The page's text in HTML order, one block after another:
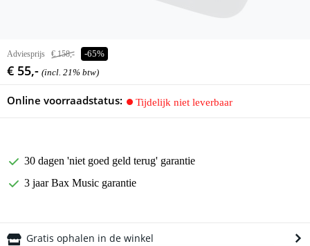
Adviesprijs € 158,- -65%
€ 55,- (incl. 21% btw)
Online voorraadstatus: Tijdelijk niet leverbaar
30 dagen 'niet goed geld terug' garantie
3 jaar Bax Music garantie
Gratis ophalen in de winkel